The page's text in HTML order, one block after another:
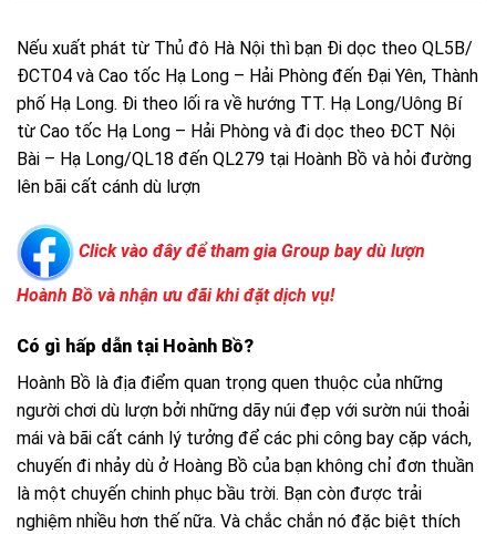
Nếu xuất phát từ Thủ đô Hà Nội thì bạn Đi dọc theo QL5B/
ĐCT04 và Cao tốc Hạ Long – Hải Phòng đến Đại Yên, Thành
phố Hạ Long. Đi theo lối ra về hướng TT. Hạ Long/Uông Bí
từ Cao tốc Hạ Long – Hải Phòng và đi dọc theo ĐCT Nội
Bài – Hạ Long/QL18 đến QL279 tại Hoành Bồ và hỏi đường
lên bãi cất cánh dù lượn
Click vào đây để tham gia Group bay dù lượn
Hoành Bồ và nhận ưu đãi khi đặt dịch vụ!
Có gì hấp dẫn tại Hoành Bồ?
Hoành Bồ là địa điểm quan trọng quen thuộc của những
người chơi dù lượn bởi những dãy núi đẹp với sườn núi thoải
mái và bãi cất cánh lý tưởng để các phi công bay cặp vách,
chuyến đi nhảy dù ở Hoàng Bồ của bạn không chỉ đơn thuần
là một chuyến chinh phục bầu trời. Bạn còn được trải
nghiệm nhiều hơn thế nữa. Và chắc chắn nó đặc biệt thích